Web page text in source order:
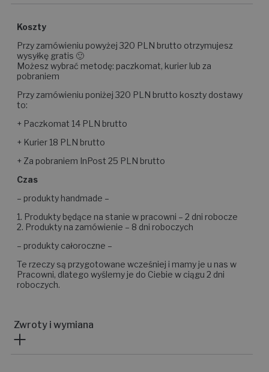
Koszty
Przy zamówieniu powyżej 320 PLN brutto otrzymujesz
wysyłkę gratis 🙂
Możesz wybrać metodę: paczkomat, kurier lub za
pobraniem
Przy zamówieniu poniżej 320 PLN brutto koszty dostawy
to:
+ Paczkomat 14 PLN brutto
+ Kurier 18 PLN brutto
+ Za pobraniem InPost 25 PLN brutto
Czas
– produkty handmade –
1. Produkty będące na stanie w pracowni – 2 dni robocze
2. Produkty na zamówienie – 8 dni roboczych
– produkty całoroczne –
Te rzeczy są przygotowane wcześniej i mamy je u nas w
Pracowni, dlatego wyślemy je do Ciebie w ciągu 2 dni
roboczych.
Zwroty i wymiana